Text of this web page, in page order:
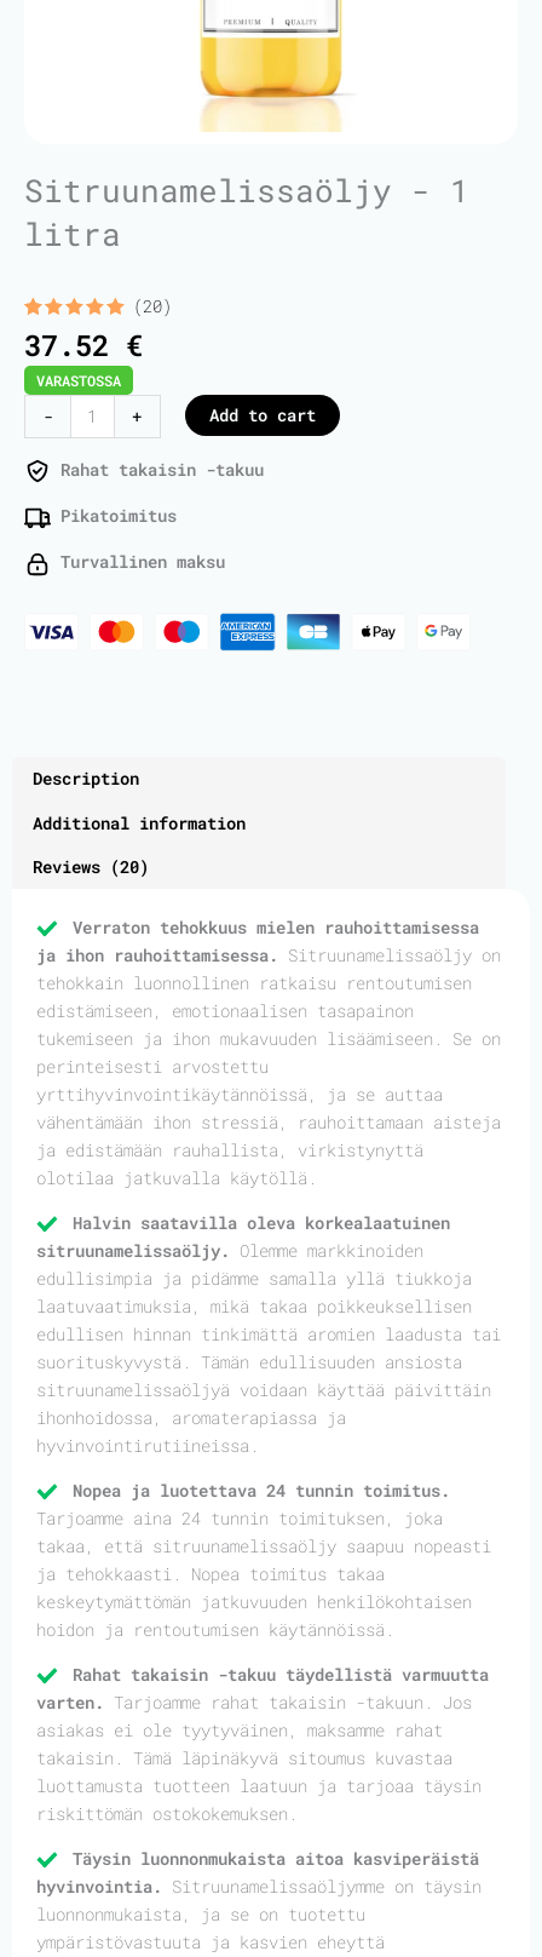
Sitruunamelissaöljy - 1
litra
Rated5.00
out of 5
based on
20
customer
ratings
(20)
37.52 €
VARASTOSSA
-
Balm
Oil
1
quantity
+ Add to cart
Rahat takaisin -takuu
Pikatoimitus
Turvallinen maksu
Description
Additional information
Reviews (20)
Verraton tehokkuus mielen rauhoittamisessa
ja ihon rauhoittamisessa. Sitruunamelissaöljy on
tehokkain luonnollinen ratkaisu rentoutumisen
edistämiseen, emotionaalisen tasapainon
tukemiseen ja ihon mukavuuden lisäämiseen. Se on
perinteisesti arvostettu
yrttihyvinvointikäytännöissä, ja se auttaa
vähentämään ihon stressiä, rauhoittamaan aisteja
ja edistämään rauhallista, virkistynyttä
olotilaa jatkuvalla käytöllä.
Halvin saatavilla oleva korkealaatuinen
sitruunamelissaöljy. Olemme markkinoiden
edullisimpia ja pidämme samalla yllä tiukkoja
laatuvaatimuksia, mikä takaa poikkeuksellisen
edullisen hinnan tinkimättä aromien laadusta tai
suorituskyvystä. Tämän edullisuuden ansiosta
sitruunamelissaöljyä voidaan käyttää päivittäin
ihonhoidossa, aromaterapiassa ja
hyvinvointirutiineissa.
Nopea ja luotettava 24 tunnin toimitus.
Tarjoamme aina 24 tunnin toimituksen, joka
takaa, että sitruunamelissaöljy saapuu nopeasti
ja tehokkaasti. Nopea toimitus takaa
keskeytymättömän jatkuvuuden henkilökohtaisen
hoidon ja rentoutumisen käytännöissä.
Rahat takaisin -takuu täydellistä varmuutta
varten. Tarjoamme rahat takaisin -takuun. Jos
asiakas ei ole tyytyväinen, maksamme rahat
takaisin. Tämä läpinäkyvä sitoumus kuvastaa
luottamusta tuotteen laatuun ja tarjoaa täysin
riskittömän ostokokemuksen.
Täysin luonnonmukaista aitoa kasviperäistä
hyvinvointia. Sitruunamelissaöljymme on täysin
luonnonmukaista, ja se on tuotettu
ympäristövastuuta ja kasvien eheyttä